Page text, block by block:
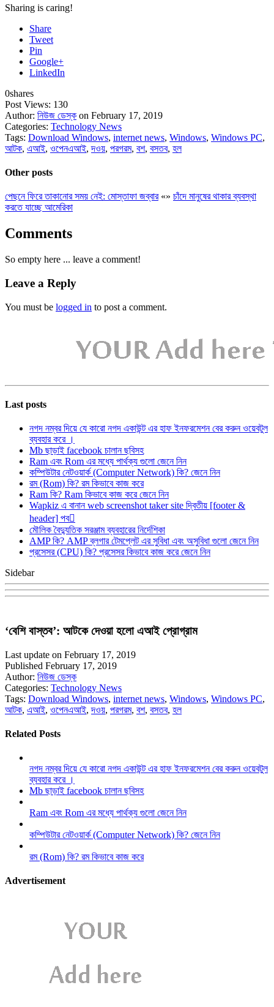
Sharing is caring!
Share
Tweet
Pin
Google+
LinkedIn
0shares
Post Views: 130
Author: নিউজ ডেস্ক on February 17, 2019
Categories: Technology News
Tags: Download Windows, internet news, Windows, Windows PC,
আটক, এআই, ওপেনএআই,দওয়, পরগরম, বশ, বসতব, হল
Other posts
পেছনে ফিরে তাকানোর সময় নেই: মোস্তাফা জব্বার«» চাঁদে মানুষের থাকার ব্যবস্থা
করতে যাচ্ছে আমেরিকা
Comments
So empty here ... leave a comment!
Leave a Reply
You must be logged in to post a comment.
Last posts
নগদ নম্বর দিয়ে যে কারো নগদ একাউন্ট এর হাফ ইনফরমেশন বের করুন ওয়েবটুল
ব্যবহার করে ।
Mb ছাড়াই facebook চালান ছবিসহ
Ram এবং Rom এর মধ্যে পার্থক্য গুলো জেনে নিন
কম্পিউটার নেটওয়ার্ক (Computer Network) কি? জেনে নিন
রম (Rom) কি? রম কিভাবে কাজ করে
Ram কি? Ram কিভাবে কাজ করে জেনে নিন
Wapkiz এ বানান web screenshot taker site দ্বিতীয় [footer &
header] পব
মৌলিক বৈদ্যুতিক সরঞ্জাম ব্যবহারের নির্দেশিকা
AMP কি? AMP ব্লগার টেমপ্লেট এর সুবিধা এবং অসুবিধা গুলো জেনে নিন
প্রসেসর (CPU) কি? প্রসেসর কিভাবে কাজ করে জেনে নিন
Sidebar
‘বেশি বাস্তব’: আটকে দেওয়া হলো এআই প্রোগ্রাম
Last update on February 17, 2019
Published February 17, 2019
Author: নিউজ ডেস্ক
Categories: Technology News
Tags: Download Windows, internet news, Windows, Windows PC,
আটক, এআই, ওপেনএআই,দওয়, পরগরম, বশ, বসতব, হল
Related Posts
নগদ নম্বর দিয়ে যে কারো নগদ একাউন্ট এর হাফ ইনফরমেশন বের করুন ওয়েবটুল
ব্যবহার করে ।
Mb ছাড়াই facebook চালান ছবিসহ
Ram এবং Rom এর মধ্যে পার্থক্য গুলো জেনে নিন
কম্পিউটার নেটওয়ার্ক (Computer Network) কি? জেনে নিন
রম (Rom) কি? রম কিভাবে কাজ করে
Advertisement